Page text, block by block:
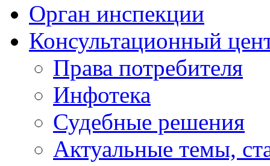
Орган инспекции
Консультационный
Права потребителя
Инфотека
Судебные решения
Актуальные темы,